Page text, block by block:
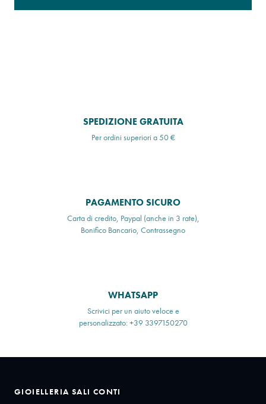
SPEDIZIONE GRATUITA
Per ordini superiori a 50 €
PAGAMENTO SICURO
Carta di credito, Paypal (anche in 3 rate),
Bonifico Bancario, Contrassegno
WHATSAPP
Scrivici per un aiuto veloce e
personalizzato: +39 3397150270
GIOIELLERIA SALI CONTI